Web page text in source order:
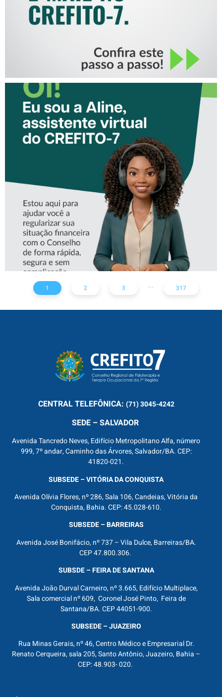
CONHEÇA A ‘ALINE’,
ASSISTENTE VIRTUAL DO
CREFITO-7
1 2 3 ... 317
CENTRALTELEFÔNICA: (71) 3045-4242
SEDE – SALVADOR
Avenida Tancredo Neves, Edifício Metropolitano Alfa, número
999, 7º andar, Caminho das Árvores, Salvador/BA. CEP:
41820-021.
SUBSEDE – VITÓRIA DA CONQUISTA
Avenida Olívia Flores, nº 286, Sala 106, Candeias, Vitória da
Conquista, Bahia. CEP: 45.028-610.
SUBSEDE – BARREIRAS
Avenida José Bonifácio, nº 737 – Vila Dulce, Barreiras/BA.
CEP 47.800.306.
SUBSDE – FEIRA DE SANTANA
Avenida João Durval Carneiro, nº 3.665, Edifício Multiplace,
Sala comercial nº 609, Coronel José Pinto, Feira de
Santana/BA. CEP 44051-900.
SUBSEDE – JUAZEIRO
Rua Minas Gerais, nº 46, Centro Médico e Empresarial Dr.
Renato Cerqueira, sala 205, Santo Antônio, Juazeiro, Bahia –
CEP: 48.903- 020.